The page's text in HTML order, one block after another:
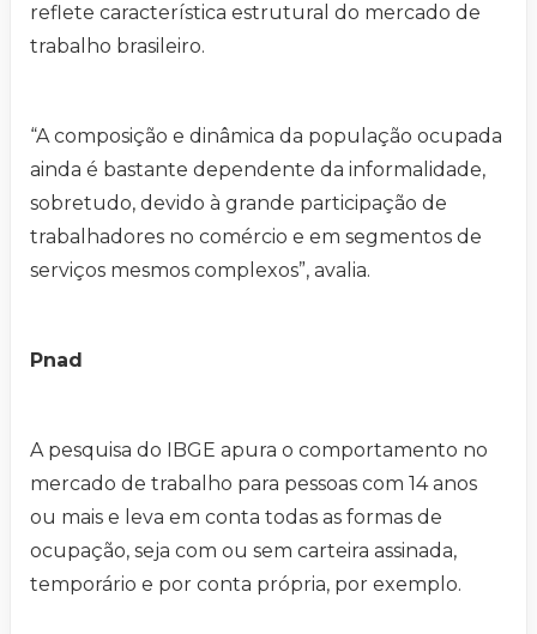
reflete característica estrutural do mercado de
trabalho brasileiro.
“A composição e dinâmica da população ocupada
ainda é bastante dependente da informalidade,
sobretudo, devido à grande participação de
trabalhadores no comércio e em segmentos de
serviços mesmos complexos”, avalia.
Pnad
A pesquisa do IBGE apura o comportamento no
mercado de trabalho para pessoas com 14 anos
ou mais e leva em conta todas as formas de
ocupação, seja com ou sem carteira assinada,
temporário e por conta própria, por exemplo.